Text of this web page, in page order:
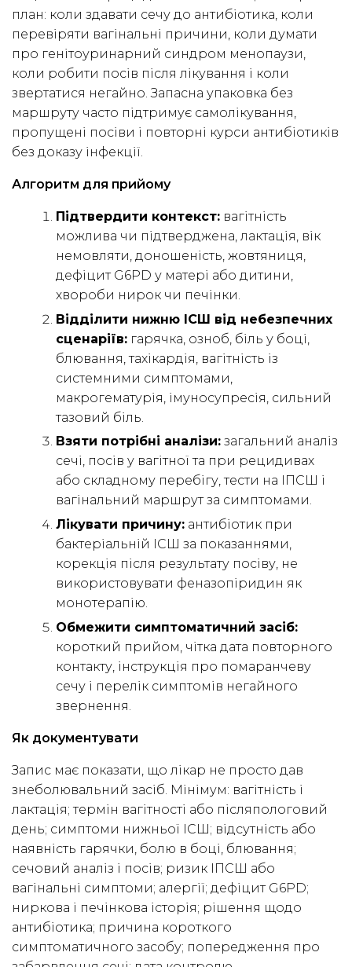
план: коли здавати сечу до антибіотика, коли
перевіряти вагінальні причини, коли думати
про генітоуринарний синдром менопаузи,
коли робити посів після лікування і коли
звертатися негайно. Запасна упаковка без
маршруту часто підтримує самолікування,
пропущені посіви і повторні курси антибіотиків
без доказу інфекції.
Алгоритм для прийому
Підтвердити контекст: вагітність
можлива чи підтверджена, лактація, вік
немовляти, доношеність, жовтяниця,
дефіцит G6PD у матері або дитини,
хвороби нирок чи печінки.
Відділити нижню ІСШ від небезпечних
сценаріїв: гарячка, озноб, біль у боці,
блювання, тахікардія, вагітність із
системними симптомами,
макрогематурія, імуносупресія, сильний
тазовий біль.
Взяти потрібні аналізи: загальний аналіз
сечі, посів у вагітної та при рецидивах
або складному перебігу, тести на ІПСШ і
вагінальний маршрут за симптомами.
Лікувати причину: антибіотик при
бактеріальній ІСШ за показаннями,
корекція після результату посіву, не
використовувати феназопіридин як
монотерапію.
Обмежити симптоматичний засіб:
короткий прийом, чітка дата повторного
контакту, інструкція про помаранчеву
сечу і перелік симптомів негайного
звернення.
Як документувати
Запис має показати, що лікар не просто дав
знеболювальний засіб. Мінімум: вагітність і
лактація; термін вагітності або післяпологовий
день; симптоми нижньої ІСШ; відсутність або
наявність гарячки, болю в боці, блювання;
сечовий аналіз і посів; ризик ІПСШ або
вагінальні симптоми; алергії; дефіцит G6PD;
ниркова і печінкова історія; рішення щодо
антибіотика; причина короткого
симптоматичного засобу; попередження про